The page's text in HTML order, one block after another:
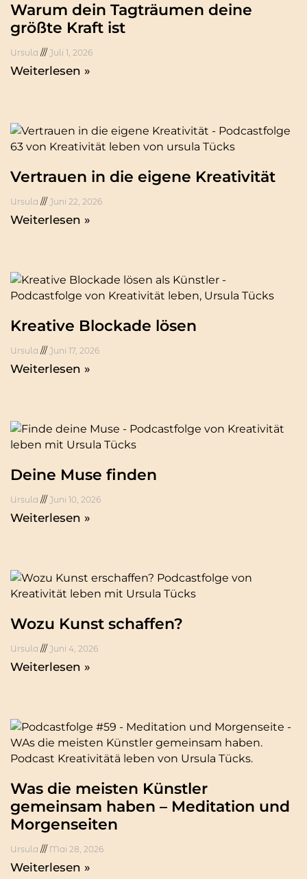
Warum dein Tagträumen deine
größte Kraft ist
Ursula Juli 1, 2026
Weiterlesen »
Vertrauen in die eigene Kreativität
Ursula Juni 22, 2026
Weiterlesen »
Kreative Blockade lösen
Ursula Juni 17, 2026
Weiterlesen »
Deine Muse finden
Ursula Juni 10, 2026
Weiterlesen »
Wozu Kunst schaffen?
Ursula Juni 4, 2026
Weiterlesen »
Was die meisten Künstler
gemeinsam haben – Meditation und
Morgenseiten
Ursula Mai 28, 2026
Weiterlesen »